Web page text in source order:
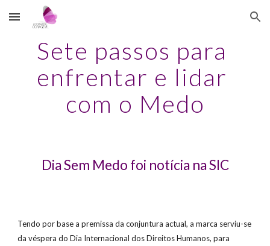
Skip to main content Skip to navigation
Sete passos para
enfrentar e lidar
com o Medo
Dia Sem Medo foi notícia na SIC
Tendo por base a premissa da conjuntura actual, a marca serviu-se
da véspera do Dia Internacional dos Direitos Humanos, para